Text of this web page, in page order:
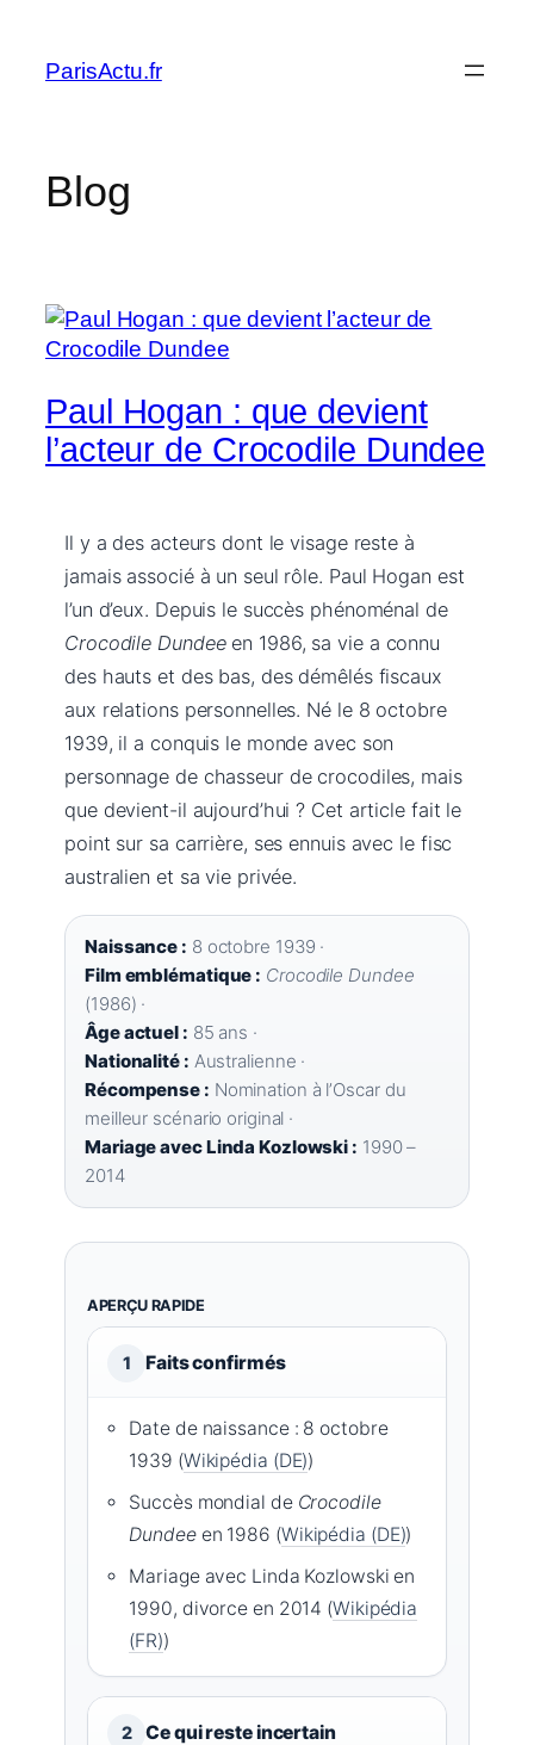
content
ParisActu.fr
Blog
Paul Hogan : que devient
l’acteur de Crocodile Dundee
Il y a des acteurs dont le visage reste à
jamais associé à un seul rôle. Paul Hogan est
l’un d’eux. Depuis le succès phénoménal de
Crocodile Dundeeen 1986, sa vie a connu
des hauts et des bas, des démêlés fiscaux
aux relations personnelles. Né le 8 octobre
1939, il a conquis le monde avec son
personnage de chasseur de crocodiles, mais
que devient-il aujourd’hui ? Cet article fait le
point sur sa carrière, ses ennuis avec le fisc
australien et sa vie privée.
Naissance : 8 octobre 1939 ·
Film emblématique : Crocodile Dundee
(1986) ·
Âge actuel : 85 ans ·
Nationalité : Australienne ·
Récompense : Nomination à l’Oscar du
meilleur scénario original ·
Mariage avec Linda Kozlowski : 1990 –
2014
APERÇU RAPIDE
1 Faits confirmés
Date de naissance : 8 octobre
1939 (Wikipédia (DE))
Succès mondial de Crocodile
Dundeeen 1986 (Wikipédia (DE))
Mariage avec Linda Kozlowski en
1990, divorce en 2014 (Wikipédia
(FR))
2 Ce qui reste incertain